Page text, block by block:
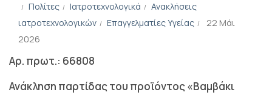
Πολίτες Ιατροτεχνολογικά
Ανακλήσεις
ιατροτεχνολογικών
Επαγγελματίες Υγείας
22 Μάι
2026
Αρ. πρωτ.: 66808
Ανάκληση παρτίδας του προϊόντος «Βαμβάκι